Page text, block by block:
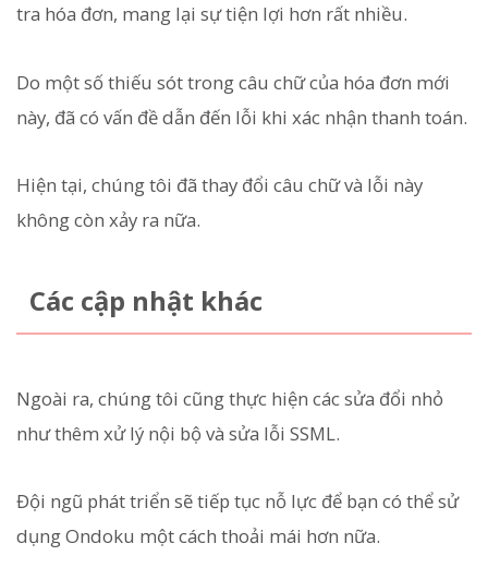
tra hóa đơn, mang lại sự tiện lợi hơn rất nhiều.
Do một số thiếu sót trong câu chữ của hóa đơn mới
này, đã có vấn đề dẫn đến lỗi khi xác nhận thanh toán.
Hiện tại, chúng tôi đã thay đổi câu chữ và lỗi này
không còn xảy ra nữa.
Các cập nhật khác
Ngoài ra, chúng tôi cũng thực hiện các sửa đổi nhỏ
như thêm xử lý nội bộ và sửa lỗi SSML.
Đội ngũ phát triển sẽ tiếp tục nỗ lực để bạn có thể sử
dụng Ondoku một cách thoải mái hơn nữa.